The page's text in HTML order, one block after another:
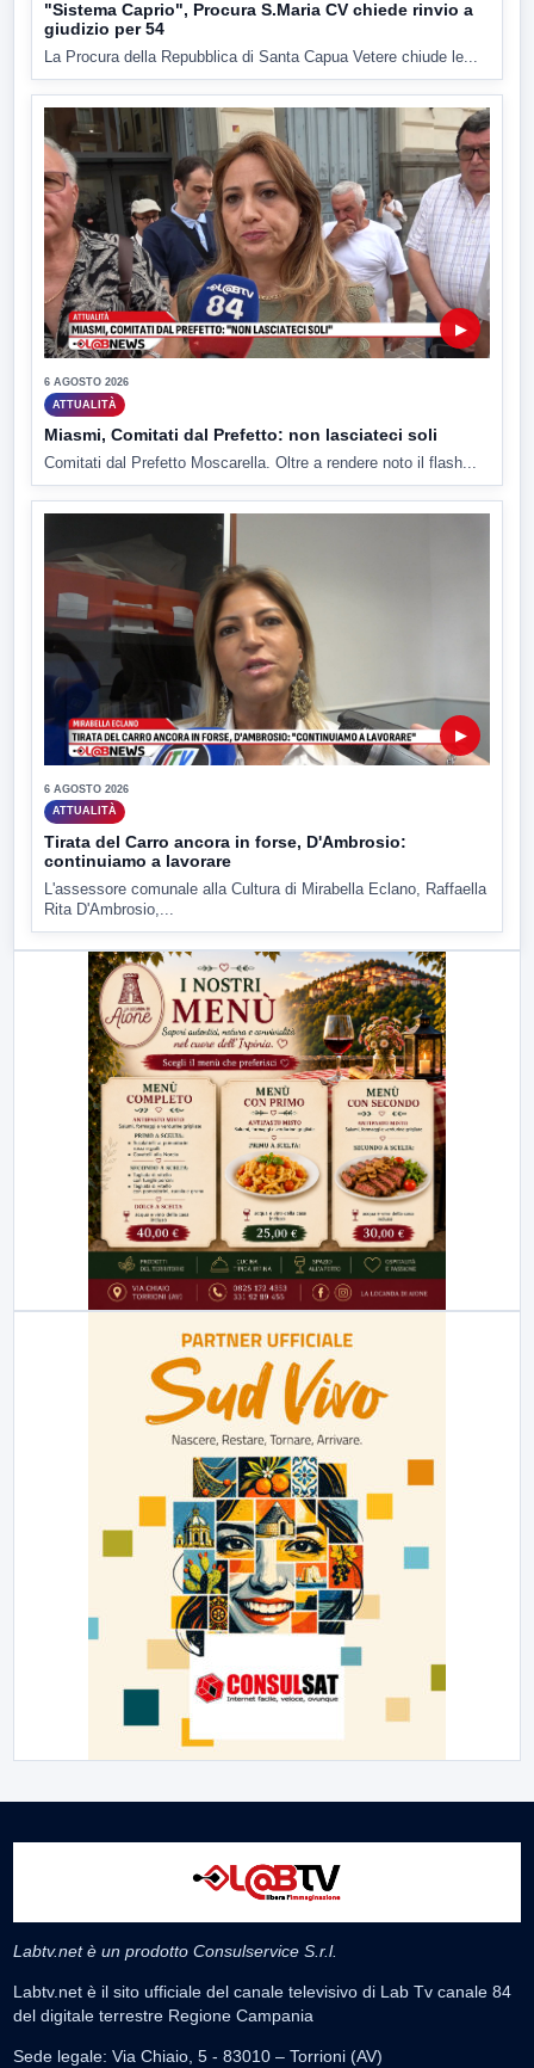
"Sistema Caprio", Procura S.Maria CV chiede rinvio a
giudizio per 54
La Procura della Repubblica di Santa Capua Vetere chiude le...
▶
6 AGOSTO 2026
ATTUALITÀ
Miasmi, Comitati dal Prefetto: non lasciateci soli
Comitati dal Prefetto Moscarella. Oltre a rendere noto il flash...
▶
6 AGOSTO 2026
ATTUALITÀ
Tirata del Carro ancora in forse, D'Ambrosio:
continuiamo a lavorare
L'assessore comunale alla Cultura di Mirabella Eclano, Raffaella
Rita D'Ambrosio,...
Labtv.net è un prodotto Consulservice S.r.l.
Labtv.net è il sito ufficiale del canale televisivo di Lab Tv canale 84
del digitale terrestre Regione Campania
Sede legale: Via Chiaio, 5 - 83010 – Torrioni (AV)